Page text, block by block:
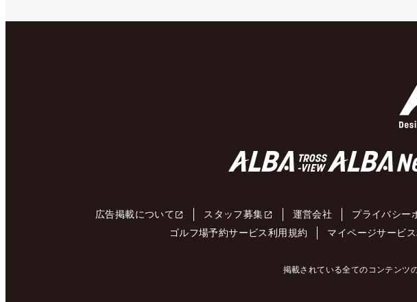
広告掲載について スタッフ募集 運営会社 プライバシー
ゴルフ場予約サービス利用規約
マイページサービ
掲載されている全てのコンテンツ